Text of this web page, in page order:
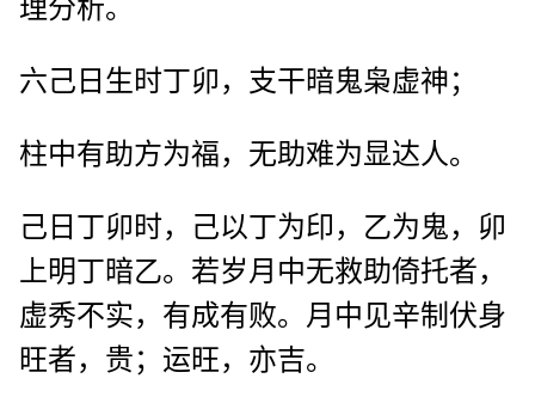
理分析。
六己日生时丁卯，支干暗鬼枭虚神；
柱中有助方为福，无助难为显达人。
己日丁卯时，己以丁为印，乙为鬼，卯
上明丁暗乙。若岁月中无救助倚托者，
虚秀不实，有成有败。月中见辛制伏身
旺者，贵；运旺，亦吉。